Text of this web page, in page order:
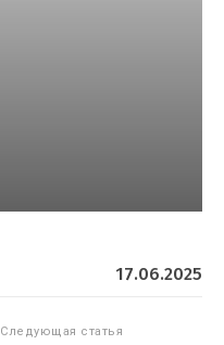
17.06.2025
Следующая статья